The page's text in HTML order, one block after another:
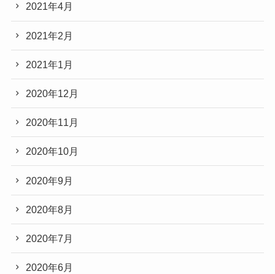
2021年4月
2021年2月
2021年1月
2020年12月
2020年11月
2020年10月
2020年9月
2020年8月
2020年7月
2020年6月